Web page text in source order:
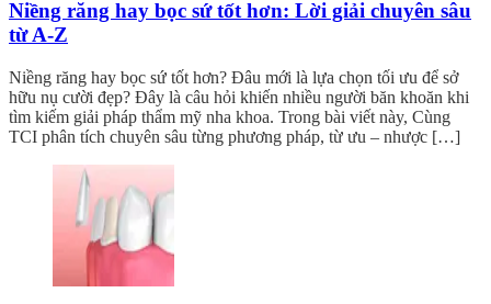
Niềng răng hay bọc sứ tốt hơn: Lời giải chuyên sâu
từ A-Z
Niềng răng hay bọc sứ tốt hơn? Đâu mới là lựa chọn tối ưu để sở
hữu nụ cười đẹp? Đây là câu hỏi khiến nhiều người băn khoăn khi
tìm kiếm giải pháp thẩm mỹ nha khoa. Trong bài viết này, Cùng
TCI phân tích chuyên sâu từng phương pháp, từ ưu – nhược […]